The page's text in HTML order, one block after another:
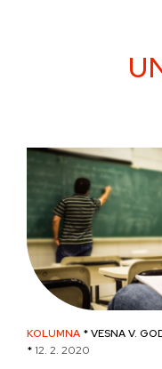
KOLUMNA * VESNA V.
* 12. 2. 2020